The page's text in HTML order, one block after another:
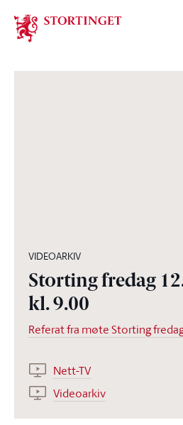
Stortinget.no
VIDEOARKIV
Storting fredag
kl. 9.00
Referat fra møte Storting
Nett-TV
Videoarkiv